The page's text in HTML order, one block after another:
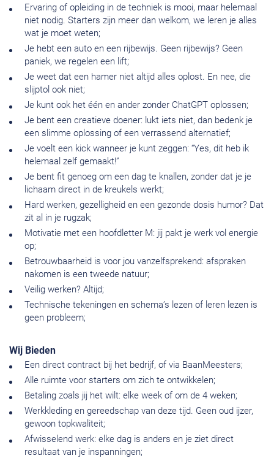
Ervaring of opleiding in de techniek is mooi, maar helemaal
niet nodig. Starters zijn meer dan welkom, we leren je alles
wat je moet weten;
Je hebt een auto en een rijbewijs. Geen rijbewijs? Geen
paniek, we regelen een lift;
Je weet dat een hamer niet altijd alles oplost. En nee, die
slijptol ook niet;
Je kunt ook het één en ander zonder ChatGPT oplossen;
Je bent een creatieve doener: lukt iets niet, dan bedenk je
een slimme oplossing of een verrassend alternatief;
Je voelt een kick wanneer je kunt zeggen: “Yes, dit heb ik
helemaal zelf gemaakt!”
Je bent fit genoeg om een dag te knallen, zonder dat je je
lichaam direct in de kreukels werkt;
Hard werken, gezelligheid en een gezonde dosis humor? Dat
zit al in je rugzak;
Motivatie met een hoofdletter M: jij pakt je werk vol energie
op;
Betrouwbaarheid is voor jou vanzelfsprekend: afspraken
nakomen is een tweede natuur;
Veilig werken? Altijd;
Technische tekeningen en schema’s lezen of leren lezen is
geen probleem;
Wij Bieden
Een direct contract bij het bedrijf, of via BaanMeesters;
Alle ruimte voor starters om zich te ontwikkelen;
Betaling zoals jij het wilt: elke week of om de 4 weken;
Werkkleding en gereedschap van deze tijd. Geen oud ijzer,
gewoon topkwaliteit;
Afwisselend werk: elke dag is anders en je ziet direct
resultaat van je inspanningen;